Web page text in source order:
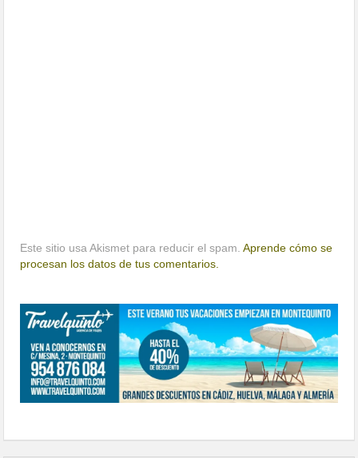
Este sitio usa Akismet para reducir el spam.Aprende cómo se
procesan los datos de tus comentarios.